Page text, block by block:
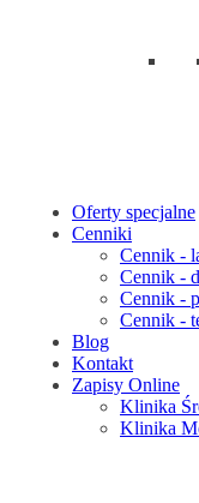
Oferty specjalne
Cenniki
Cennik -
Cennik -
Cennik -
Cennik -
Blog
Kontakt
Zapisy Online
Klinika
Klinika